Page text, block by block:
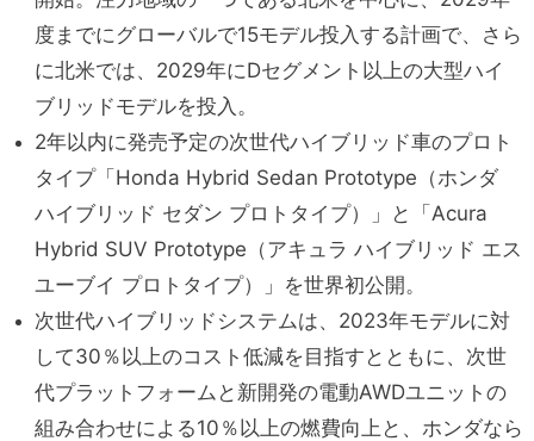
度までにグローバルで15モデル投入する計画で、さら
に北米では、2029年にDセグメント以上の大型ハイ
ブリッドモデルを投入。
2年以内に発売予定の次世代ハイブリッド車のプロト
タイプ「Honda Hybrid Sedan Prototype（ホンダ
ハイブリッド セダン プロトタイプ）」と「Acura
Hybrid SUV Prototype（アキュラ ハイブリッド エス
ユーブイ プロトタイプ）」を世界初公開。
次世代ハイブリッドシステムは、2023年モデルに対
して30％以上のコスト低減を目指すとともに、次世
代プラットフォームと新開発の電動AWDユニットの
組み合わせによる10％以上の燃費向上と、ホンダなら